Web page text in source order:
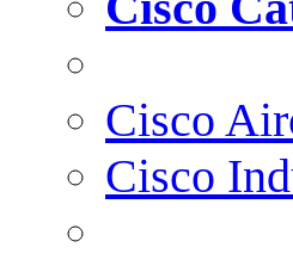
Cisco
Cisco